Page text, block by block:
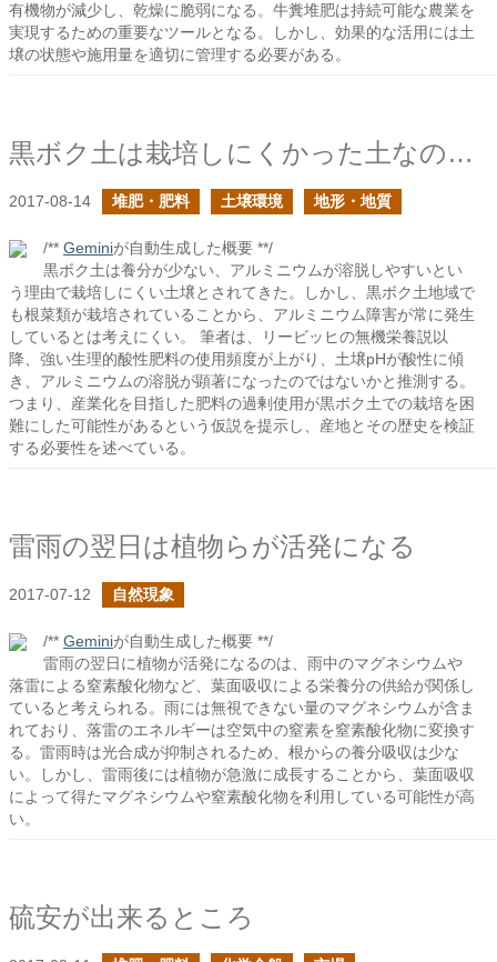
有機物が減少し、乾燥に脆弱になる。牛糞堆肥は持続可能な農業を
実現するための重要なツールとなる。しかし、効果的な活用には土
壌の状態や施用量を適切に管理する必要がある。
黒ボク土は栽培しにくかった土なのか？後編
2017-08-14 堆肥・肥料 土壌環境 地形・地質
/** Geminiが自動生成した概要 **/
黒ボク土は養分が少ない、アルミニウムが溶脱しやすいとい
う理由で栽培しにくい土壌とされてきた。しかし、黒ボク土地域で
も根菜類が栽培されていることから、アルミニウム障害が常に発生
しているとは考えにくい。 筆者は、リービッヒの無機栄養説以
降、強い生理的酸性肥料の使用頻度が上がり、土壌pHが酸性に傾
き、アルミニウムの溶脱が顕著になったのではないかと推測する。
つまり、産業化を目指した肥料の過剰使用が黒ボク土での栽培を困
難にした可能性があるという仮説を提示し、産地とその歴史を検証
する必要性を述べている。
雷雨の翌日は植物らが活発になる
2017-07-12 自然現象
/** Geminiが自動生成した概要 **/
雷雨の翌日に植物が活発になるのは、雨中のマグネシウムや
落雷による窒素酸化物など、葉面吸収による栄養分の供給が関係し
ていると考えられる。雨には無視できない量のマグネシウムが含ま
れており、落雷のエネルギーは空気中の窒素を窒素酸化物に変換す
る。雷雨時は光合成が抑制されるため、根からの養分吸収は少な
い。しかし、雷雨後には植物が急激に成長することから、葉面吸収
によって得たマグネシウムや窒素酸化物を利用している可能性が高
い。
硫安が出来るところ